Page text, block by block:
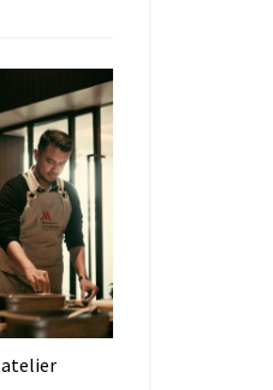
atelier